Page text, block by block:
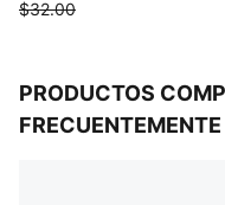
$32.00
PRODUCTOS
FRECUENTEMENTE